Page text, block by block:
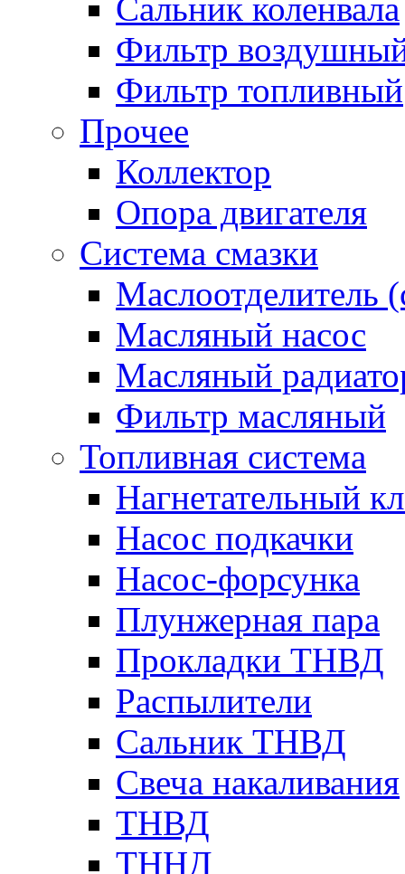
Сальник коленвала
Фильтр
Фильтр топливный
Прочее
Коллектор
Опора двигателя
Система смазки
Маслоотделитель
Масляный насос
Масляный
Фильтр масляный
Топливная система
Нагнетательный
Насос подкачки
Насос-форсунка
Плунжерная пара
Прокладки ТНВД
Распылители
Сальник ТНВД
Свеча накаливания
ТНВД
ТННД